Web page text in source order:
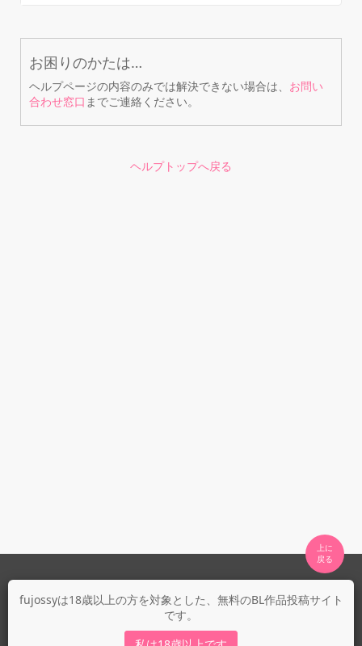
fujossyは18歳以上の方を対象とした、無料のBL作品投稿サイト
です。
お困りのかたは…
ヘルプページの内容のみでは解決できない場合は、 お問い
合わせ窓口 までご連絡ください。
ヘルプトップへ戻る
上に
fujossyについて
fujossy運営ブログ